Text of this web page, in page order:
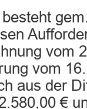
vom
vom
aus der
€